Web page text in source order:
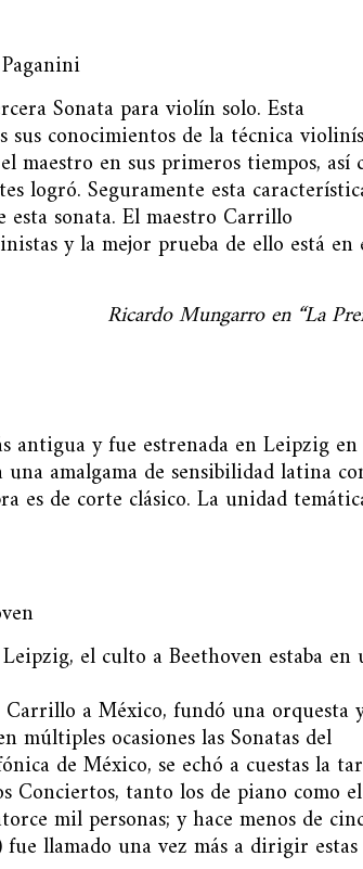
Sonata para violín solo. Esta
conocimientos de la técnica
maestro en sus primeros tiempos, así
logró. Seguramente esta
sonata. El maestro Carrillo
y la mejor prueba de ello está en
Ricardo Mungarro en “La
antigua y fue estrenada en Leipzig en
amalgama de sensibilidad latina
es de corte clásico. La unidad
el culto a Beethoven estaba en
a México, fundó una orquesta
múltiples ocasiones las Sonatas del
de México, se echó a cuestas la
Conciertos, tanto los de piano como
mil personas; y hace menos de
llamado una vez más a dirigir estas